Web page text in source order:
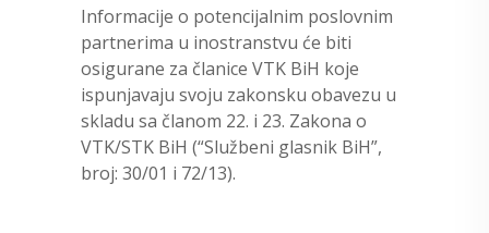
Informacije o potencijalnim poslovnim
partnerima u inostranstvu će biti
osigurane za članice VTK BiH koje
ispunjavaju svoju zakonsku obavezu u
skladu sa članom 22. i 23. Zakona o
VTK/STK BiH (“Službeni glasnik BiH”,
broj: 30/01 i 72/13).